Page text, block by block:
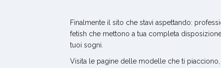
Finalmente il sito che stavi aspettando:
fetish che mettono a tua completa
tuoi sogni.
Visita le pagine delle modelle che ti